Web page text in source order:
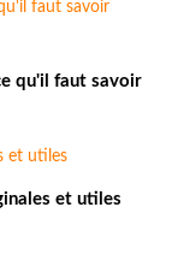
qu'il faut savoir
et utiles